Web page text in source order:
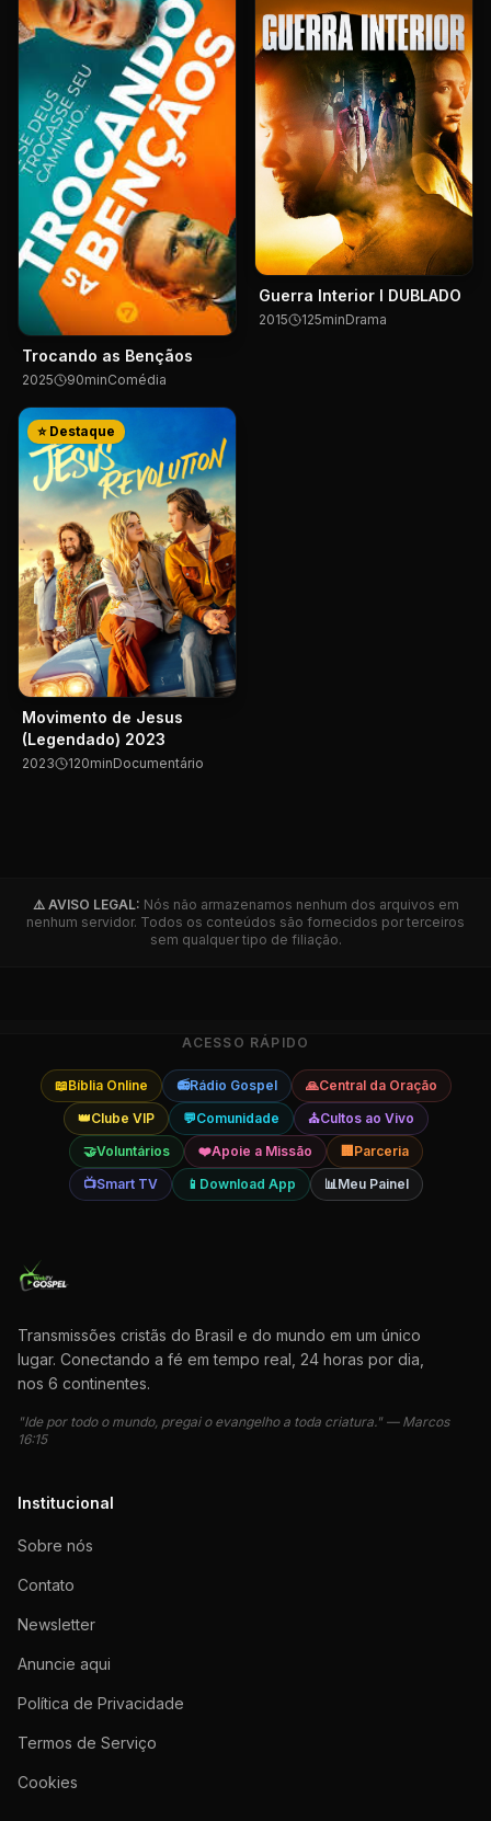
Trocando as Bençãos
2025 90minComédia
Guerra Interior I DUBLADO
2015 125minDrama
⭐ Destaque
Movimento de Jesus
(Legendado) 2023
2023 120minDocumentário
⚠️ AVISO LEGAL: Nós não armazenamos nenhum dos arquivos em
nenhum servidor. Todos os conteúdos são fornecidos por terceiros
sem qualquer tipo de filiação.
ACESSO RÁPIDO
📖Bíblia Online 📻Rádio Gospel 🙏Central da Oração
👑Clube VIP 💬Comunidade ⛪Cultos ao Vivo
🤝Voluntários ❤️Apoie a Missão
Parceria
📺Smart TV 📱 Download App 📊 Meu Painel
Transmissões cristãs do Brasil e do mundo em um único
lugar. Conectando a fé em tempo real, 24 horas por dia,
nos 6 continentes.
"Ide por todo o mundo, pregai o evangelho a toda criatura." — Marcos
16:15
Institucional
Sobre nós
Contato
Newsletter
Anuncie aqui
Política de Privacidade
Termos de Serviço
Cookies